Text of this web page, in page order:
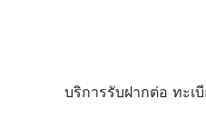
บริการรับฝากต่อ ทะ